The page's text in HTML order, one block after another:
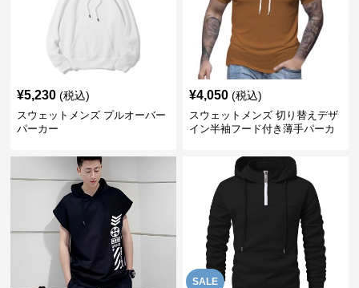
¥5,230 (税込)
スウェットメンズ プルオーバー
パーカー
¥4,050 (税込)
スウェットメンズ 切り替えデザ
イン半袖フード付き薄手パーカ
SALE